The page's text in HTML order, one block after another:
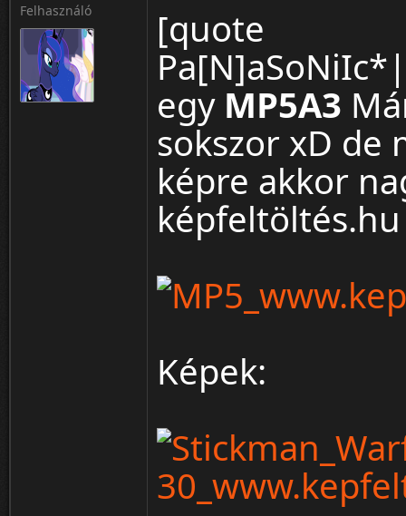
¦ ™ ® © ↑ ♂ ▬ ╝ ↔ ╣ ═ › ↓ ± · ← → ∟ ↨ ◄
Felhasználó
[quote
egy MP5A3
sokszor xD de
képre akkor
képfeltöltés.hu
Képek: